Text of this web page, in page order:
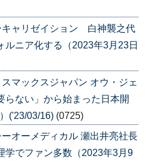
キャリゼイション 白神襲之代
ルニア化する（2023年3月23日
マックスジャパン オウ・ジェ
らない」から始まった日本開
('23/03/16) (0725)
オーメディカル 瀬出井亮社長
学でファン多数（2023年3月9